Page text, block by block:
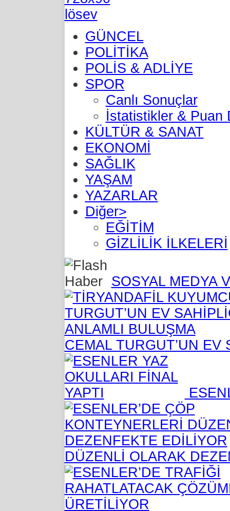
GÜNCEL
POLİTİKA
POLİS & ADLİYE
SPOR
Canlı Sonuçlar
İstatistikler & Puan
KÜLTÜR & SANAT
EKONOMİ
SAĞLIK
YAŞAM
YAZARLAR
Diğer>
EĞİTİM
GİZLİLİK İLKELERİ
SOSYAL MEDYA
CEMAL TURGUT’UN EV
DÜZENLİ OLARAK